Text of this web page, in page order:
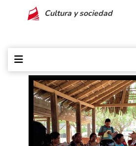
Cultura y sociedad